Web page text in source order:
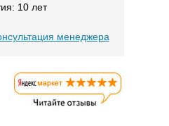
10 лет
менеджера